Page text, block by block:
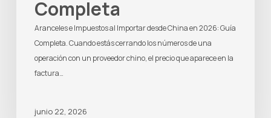
Completa
Aranceles e Impuestos al Importar desde China en 2026: Guía
Completa. Cuando estás cerrando los números de una
operación con un proveedor chino, el precio que aparece en la
factura…
junio 22, 2026